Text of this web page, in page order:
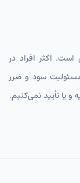
است. اکثر افراد در
سود و ضرر
یا تأیید نمی‌کنیم.